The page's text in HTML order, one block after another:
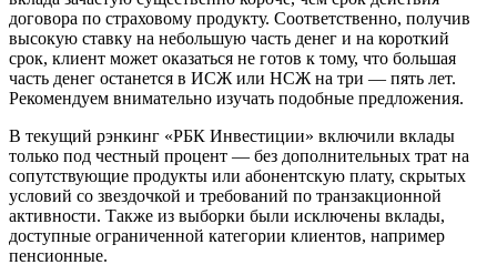
договора по страховому продукту. Соответственно, получив
высокую ставку на небольшую часть денег и на короткий
срок, клиент может оказаться не готов к тому, что большая
часть денег останется в ИСЖ или НСЖ на три — пять лет.
Рекомендуем внимательно изучать подобные предложения.
В текущий рэнкинг «РБК Инвестиции» включили вклады
только под честный процент — без дополнительных трат на
сопутствующие продукты или абонентскую плату, скрытых
условий со звездочкой и требований по транзакционной
активности. Также из выборки были исключены вклады,
доступные ограниченной категории клиентов, например
пенсионные.